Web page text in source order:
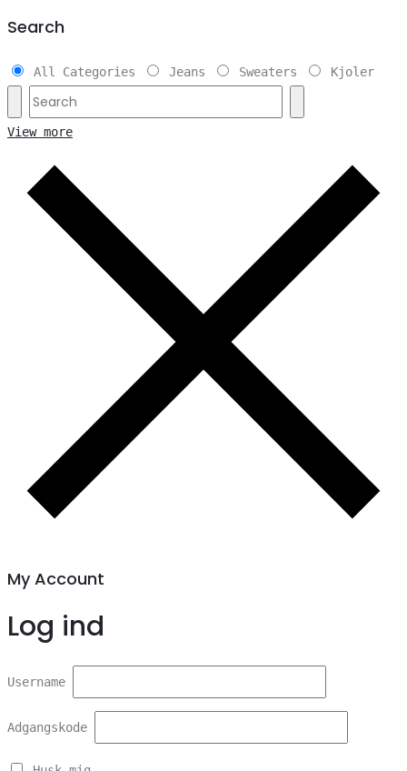
Search
All Categories Jeans Sweaters Kjoler
View more
My Account
Log ind
Username
Adgangskode